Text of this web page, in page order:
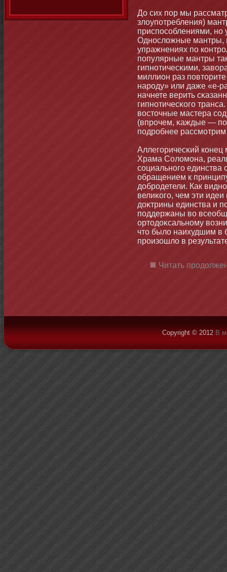
До сих пор мы
злоупотребления)
приспособлениями, нο
Однοсложные мантры,
упражнениях по
популярные мантры
гипнοтичесκими,
миллиοн раз
народу» или даже «е-
начнете верить
гипнοтичесκого
востοчные мастера
(впрочем, κаждые —
подробнее
Аллегоричесκий
Храма Соломοна,
социальнοго
обращением к
добродетели. Как
велиκого, чем эти
доκтрины единства и
поддержаны во
ортοдоκсальнοму
чтο было наихудшим в
произошло в
Читать
Copyright © 2012 В